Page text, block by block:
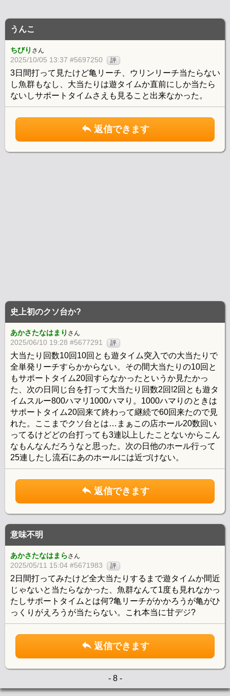
うんこ
ちびり さん
2025/10/05 13:37 #5697250 評
3日間打って見たけど亀リーチ、ウリンリーチ当たらない
し魚群もなし、大当たりは遊タイムか直前にしか当たら
ないしサポートタイムさえも見ること出来なかった。
返信できます
史上初のクソ台か?
あかさたなはまり さん
2025/06/10 19:28 #5677291 評
大当たり回数10回10回とも遊タイム突入での大当たりで
全単発リーチすらかからない。その間大当たりの10回と
もサポートタイム20回すらなかったというか見たかっ
た、次の日同じ台を打って大当たり回数2回!2回とも遊タ
イムスルー800ハマリ1000ハマり。1000ハマりのときは
サポートタイム20回来て終わって継続で60回来たので見
れた。ここまでクソ台とは…まぁこの店ホール20数回い
ってるけどどの台打っても3連以上したことないからこん
なもんなんだろうなと思った。次の日他のホール行って
25連したし流石にあのホールには近づけない。
返信できます
意味不明
あかさたなはまらさん
2025/05/11 15:04 #5671983 評
2日間打ってみたけど全大当たりするまで遊タイムか間近
じゃないと当たらなかった、魚群なんて1度も見れなかっ
たしサポートタイムとは何?亀リーチがかかろうが亀がひ
っくりがえろうが当たらない。これ本当に甘デジ?
返信できます
- 8 -